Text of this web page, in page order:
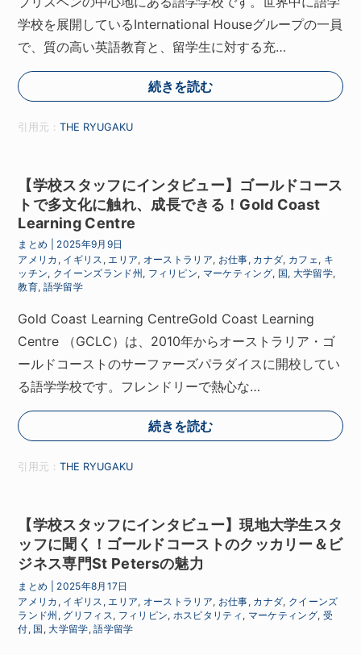
学校を展開しているInternational Houseグループの一員
で、質の高い英語教育と、留学生に対する充…
続きを読む
引用元：THE RYUGAKU
【学校スタッフにインタビュー】ゴールドコース
トで多文化に触れ、成長できる！Gold Coast
Learning Centre
まとめ
2025年9月9日
アメリカ , イギリス , エリア, オーストラリア, お仕事, カナダ, カフェ , キ
ッチン, クイーンズランド州 , フィリピン, マーケティング, 国, 大学留学,
教育, 語学留学
Gold Coast Learning CentreGold Coast Learning
Centre （GCLC）は、2010年からオーストラリア・ゴ
ールドコーストのサーファーズパラダイスに開校してい
る語学学校です。フレンドリーで熱心な…
続きを読む
引用元：THE RYUGAKU
【学校スタッフにインタビュー】現地大学生スタ
ッフに聞く！ゴールドコーストのクッカリー＆ビ
ジネス専門St Petersの魅力
まとめ
2025年8月17日
アメリカ , イギリス , エリア, オーストラリア, お仕事, カナダ, クイーンズ
ランド州 , グリフィス , フィリピン, ホスピタリティ , マーケティング, 受
付, 国 ,大学留学,語学留学